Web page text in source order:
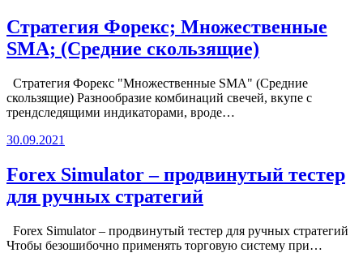
Стратегия Форекс; Множественные
SMA; (Средние скользящие)
Стратегия Форекс "Множественные SMA" (Средние
скользящие) Разнообразие комбинаций свечей, вкупе с
трендследящими индикаторами, вроде…
30.09.2021
Forex Simulator – продвинутый тестер
для ручных стратегий
Forex Simulator – продвинутый тестер для ручных стратегий
Чтобы безошибочно применять торговую систему при…